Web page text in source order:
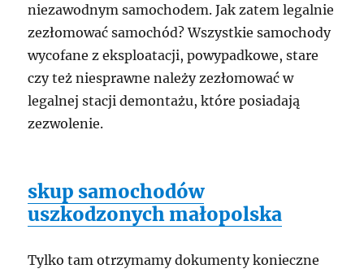
niezawodnym samochodem. Jak zatem legalnie
zezłomować samochód? Wszystkie samochody
wycofane z eksploatacji, powypadkowe, stare
czy też niesprawne należy zezłomować w
legalnej stacji demontażu, które posiadają
zezwolenie.
skup samochodów
uszkodzonych małopolska
Tylko tam otrzymamy dokumenty konieczne